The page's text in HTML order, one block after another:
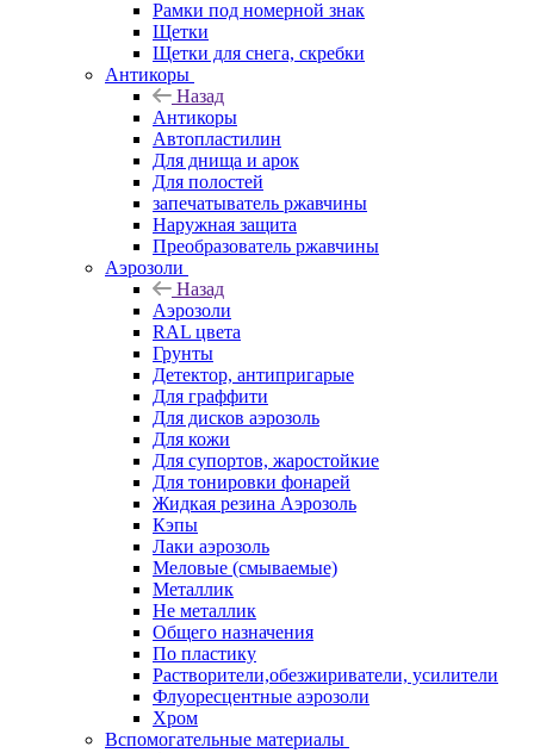
Рамки под номерной знак
Щетки
Щетки для снега, скребки
Антикоры
Назад
Антикоры
Автопластилин
Для днища и арок
Для полостей
запечатыватель ржавчины
Наружная защита
Преобразователь ржавчины
Аэрозоли
Назад
Аэрозоли
RAL цвета
Грунты
Детектор, антипригарые
Для граффити
Для дисков аэрозоль
Для кожи
Для супортов, жаростойкие
Для тонировки фонарей
Жидкая резина Аэрозоль
Кэпы
Лаки аэрозоль
Меловые (смываемые)
Металлик
Не металлик
Общего назначения
По пластику
Растворители,обезжириватели, усилители
Флуоресцентные аэрозоли
Хром
Вспомогательные материалы